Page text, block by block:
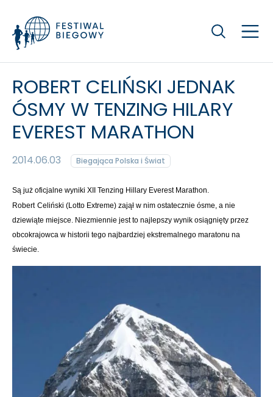
Szukaj
ROBERT CELIŃSKI JEDNAK
ÓSMY W TENZING HILARY
EVEREST MARATHON
2014.06.03 Biegająca Polska i Świat
Są już oficjalne wyniki XII Tenzing Hillary Everest Marathon.
Robert Celiński (Lotto Extreme) zajął w nim ostatecznie ósme, a nie
dziewiąte miejsce. Niezmiennie jest to najlepszy wynik osiągnięty przez
obcokrajowca w historii tego najbardziej ekstremalnego maratonu na
świecie.